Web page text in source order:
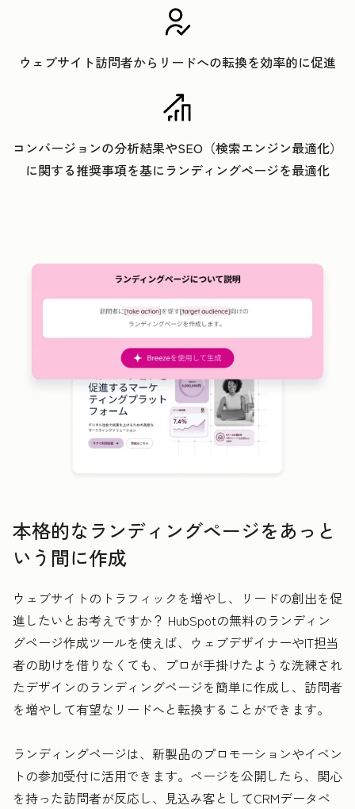
ウェブサイト訪問者からリードへの転換を効率的に促進
コンバージョンの分析結果やSEO（検索エンジン最適化）
に関する推奨事項を基にランディングページを最適化
本格的なランディングページをあっと
いう間に作成
ウェブサイトのトラフィックを増やし、リードの創出を促
進したいとお考えですか？ HubSpotの無料のランディン
グページ作成ツールを使えば、ウェブデザイナーやIT担当
者の助けを借りなくても、プロが手掛けたような洗練され
たデザインのランディングページを簡単に作成し、訪問者
を増やして有望なリードへと転換することができます。
ランディングページは、新製品のプロモーションやイベン
トの参加受付に活用できます。ページを公開したら、関心
を持った訪問者が反応し、見込み客としてCRMデータベ